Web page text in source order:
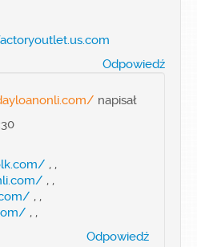
Odpowiedź
napisał
, ,
, ,
, ,
, ,
Odpowiedź